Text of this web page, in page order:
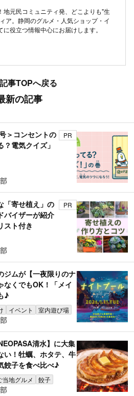
地元民コミュニティ発、どこよりも"生
ア。静岡のグルメ・人気ショップ・イ
役立つ情報中心にお届けします。
記事TOPへ戻る
新の記事
＞コンセントの
電気クイズ」
PR
「寄せ植え」の
バイザーが紹介
スト付き
PR
ジムが【一夜限りのナ
なくでもOK！「メイ
♪
イベント 室内遊び場
清水】に大集
い！牡蠣、ホタテ、牛
子を食べ比べ♪
当地グルメ 餃子